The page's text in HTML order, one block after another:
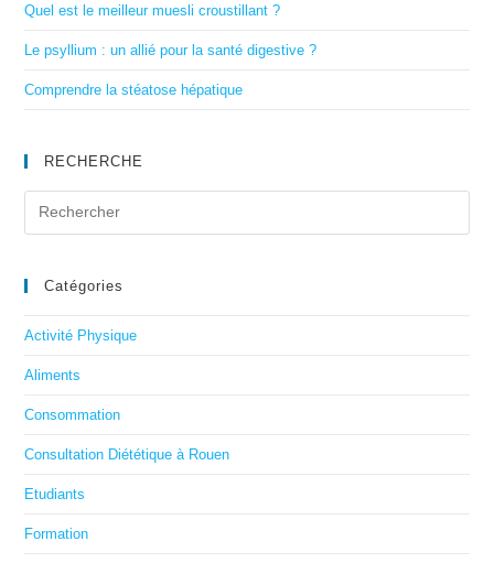
Quel est le meilleur muesli croustillant ?
Le psyllium : un allié pour la santé digestive ?
Comprendre la stéatose hépatique
RECHERCHE
Catégories
Activité Physique
Aliments
Consommation
Consultation Diététique à Rouen
Etudiants
Formation